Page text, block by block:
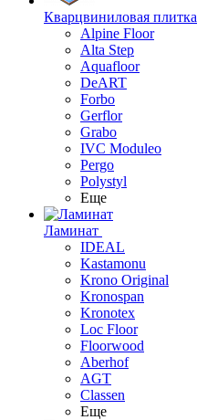
Кварцвиниловая плитка
Alpine Floor
Alta Step
Aquafloor
DeART
Forbo
Gerflor
Grabo
IVC Moduleo
Pergo
Polystyl
Еще
Ламинат
IDEAL
Kastamonu
Krono Original
Kronospan
Kronotex
Loc Floor
Floorwood
Aberhof
AGT
Classen
Еще